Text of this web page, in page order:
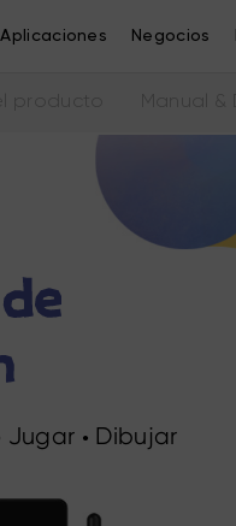
Aplicaciones Negocios
Jugar ● Dibujar